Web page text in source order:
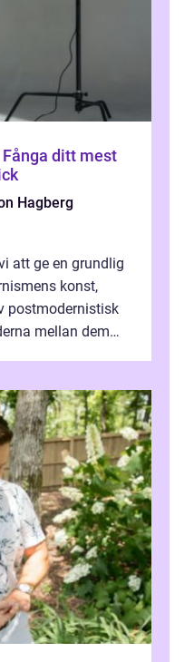
ditt mest
Hagberg
att ge en grundlig
konst,
postmodernistisk
mellan dem